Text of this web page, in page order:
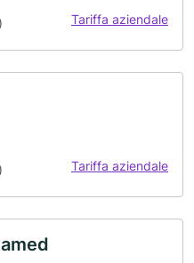
Tariffa aziendale
Tariffa aziendale